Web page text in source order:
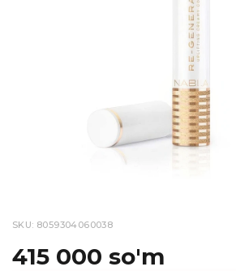
SKU: 8059304060038
415 000 so'm